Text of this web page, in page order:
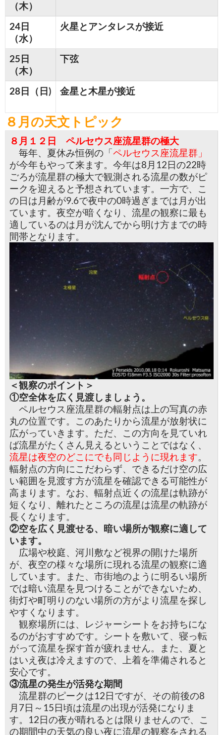
（木）
24日
（水）
火星とアンタレスが接近
25日
（木）
下弦
28日（日) 金星と木星が接近
８月の天文トピック
８月１２日 ペルセウス座流星群の極大
毎年、夏休み恒例の「ペルセウス座流星群」
が今年もやって来ます。今年は8月12日の22時
ごろが流星群の極大で観測される流星の数がピ
ークを迎えると予想されています。一方で、こ
の日は月齢が9.6で夜中の0時過ぎまでは月が出
ています。夜空が暗くなり、流星の観察に最も
適しているのは月が沈んでから明け方までの時
間帯となります。
＜観察のポイント＞
①空全体を広く見渡しましょう。
ペルセウス座流星群の輻射点は上の写真の赤
丸の位置です。このあたりから流星が放射状に
広がっていきます。ただ、この方向を見ていれ
ば流星がたくさん見えるということではなく、
流星は夜空のどこにでも同じように現れます。
輻射点の方向にこだわらず、できるだけ空の広
い範囲を見渡す方が流星を確認できる可能性が
高まります。なお、輻射点近くの流星は軌跡が
短くなり、離れたところの流星は流星の軌跡が
長くなります。
②空を広く見渡せる、暗い場所が観察に適して
います。
広場や校庭、河川敷など視界の開けた場所
が、夜空の様々な場所に現れる流星の観察に適
しています。また、市街地のように明るい場所
では暗い流星を見つけることができないため、
街灯や町明りのない場所の方がより流星を探し
やすくなります。
観察場所には、レジャーシートをお持ちにな
るのがおすすめです。シートを敷いて、寝っ転
がって流星を探す首が疲れません。また、夏と
はいえ夜は冷えますので、上着を準備されると
安心です。
③流星の発生が活発な期間
流星群のピークは12日ですが、その前後の8
月7日～15日頃は流星の出現が活発になりま
す。12日の夜が晴れるとは限りませんので、こ
の期間中の天気の良い夜に流星の観察をされる